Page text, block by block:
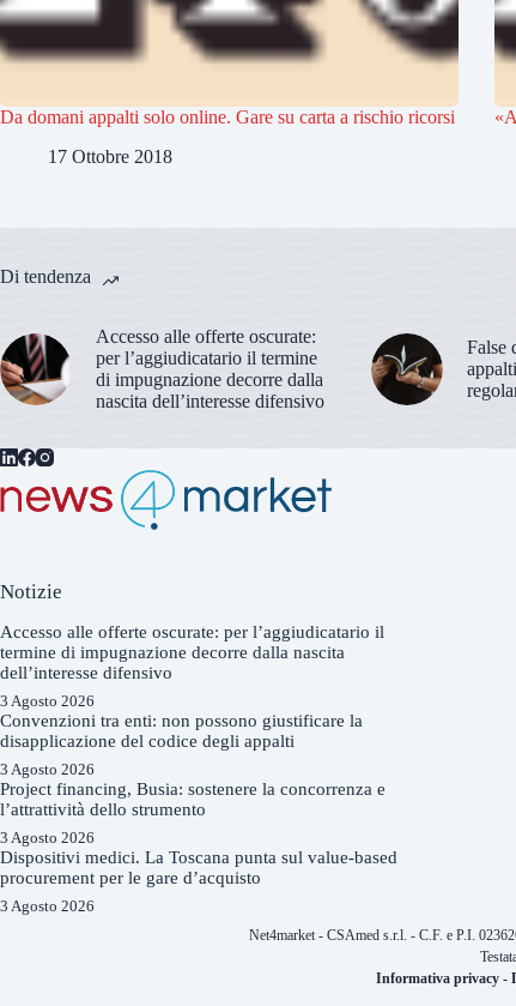
Da domani appalti solo online. Gare su carta a rischio ricorsi
17 Ottobre 2018
Di tendenza
Accesso alle offerte oscurate:
per l’aggiudicatario il termine
di impugnazione decorre dalla
nascita dell’interesse difensivo
False
Notizie
Accesso alle offerte oscurate: per l’aggiudicatario il
termine di impugnazione decorre dalla nascita
dell’interesse difensivo
3 Agosto 2026
Convenzioni tra enti: non possono giustificare la
disapplicazione del codice degli appalti
3 Agosto 2026
Project financing, Busia: sostenere la concorrenza e
l’attrattività dello strumento
3 Agosto 2026
Dispositivi medici. La Toscana punta sul value-based
procurement per le gare d’acquisto
3 Agosto 2026
Net4market - CSAmed s.r.l. - C.F. e P.I.
Informativa privacy -